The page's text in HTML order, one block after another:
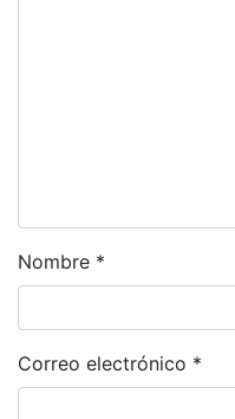
Nombre *
Correo electrónico *